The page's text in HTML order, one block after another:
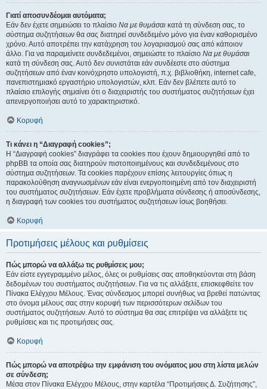
Γιατί αποσυνδέομαι αυτόματα;
Εάν δεν έχετε σημειώσει το πλαίσιο Να με θυμάσαι κατά τη σύνδεση σας, το
σύστημα συζητήσεων θα σας διατηρεί συνδεδεμένο μόνο για έναν καθορισμένο
χρόνο. Αυτό αποτρέπει την κατάχρηση του λογαριασμού σας από κάποιον
άλλο. Για να παραμείνετε συνδεδεμένοι, σημειώστε το πλαίσιο Να με θυμάσαι
κατά τη σύνδεση σας. Αυτό δεν συνιστάται εάν συνδέεστε στο σύστημα
συζητήσεων από έναν κοινόχρηστο υπολογιστή, π.χ. βιβλιοθήκη, internet cafe,
πανεπιστημιακό εργαστήριο υπολογιστών, κλπ. Εάν δεν βλέπετε αυτό το
πλαίσιο επιλογής σημαίνει ότι ο διαχειριστής του συστήματος συζητήσεων έχει
απενεργοποιήσει αυτό το χαρακτηριστικό.
Κορυφή
Τι κάνει η “Διαγραφή cookies”;
Η “Διαγραφή cookies” διαγράφει τα cookies που έχουν δημιουργηθεί από το
phpBB τα οποία σας διατηρούν πιστοποιημένους και συνδεδεμένους στο
σύστημα συζητήσεων. Τα cookies παρέχουν επίσης λειτουργίες όπως η
παρακολούθηση αναγνωσμένων εάν είναι ενεργοποιημένη από τον διαχειριστή
του συστήματος συζητήσεων. Εάν έχετε προβλήματα σύνδεσης ή αποσύνδεσης,
η διαγραφή των cookies του συστήματος συζητήσεων ίσως βοηθήσει.
Κορυφή
Προτιμήσεις μέλους και ρυθμίσεις
Πώς μπορώ να αλλάξω τις ρυθμίσεις μου;
Εάν είστε εγγεγραμμένο μέλος, όλες οι ρυθμίσεις σας αποθηκεύονται στη βάση
δεδομένων του συστήματος συζητήσεων. Για να τις αλλάξετε, επισκεφθείτε τον
Πίνακα Ελέγχου Μέλους. Ένας σύνδεσμος μπορεί συνήθως να βρεθεί πατώντας
στο όνομα μέλους σας στην κορυφή των περισσότερων σελίδων του
συστήματος συζητήσεων. Αυτό το σύστημα θα σας επιτρέψει να αλλάξετε τις
ρυθμίσεις και τις προτιμήσεις σας.
Κορυφή
Πώς μπορώ να αποτρέψω την εμφάνιση του ονόματος μου στη λίστα μελών
σε σύνδεση;
Μέσα στον Πίνακα Ελέγχου Μέλους, στην καρτέλα “Προτιμήσεις Δ. Συζήτησης”,